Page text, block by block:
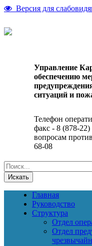
Версия для
Управление
обеспечению
ситуаций и
Телефон
факс - 8 (878-
вопросам
68-08
Искать
Главная
Руководство
Структура
Отдел
Отдел